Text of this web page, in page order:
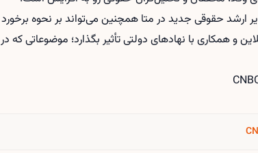
ارشد حقوقی جدید در متا همچنین می‌تواند بر نحوه
و همکاری با نهادهای دولتی تأثیر بگذارد؛